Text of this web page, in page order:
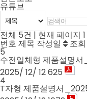
유튜브
전체 5건| 현재 페이지 1
번호 제목 작성일 조회
5
수전일체형 제품설명
2025/ 12/ 12625
4
T자형 제품설명서